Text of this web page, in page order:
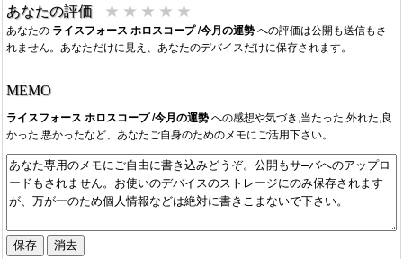
2025/11/05：2025年11月今月の運勢が公開。
2025/10/01：2025年10月今月の運勢が公開。
2025/09/01：2025年9月今月の運勢が公開。
2025/07/01：2025年7月今月の運勢が公開。
りますが、個人的には、今月は当たってるように思います
（Run）
あなたの評価 ★ ★ ★ ★ ★
あなたの ライスフォース ホロスコープ /今月の運勢への評価は公開も送信もさ
れません。あなただけに見え、あなたのデバイスだけに保存されます。
MEMO
ライスフォース ホロスコープ /今月の運勢への感想や気づき,当たった,外れた,良
かった,悪かったなど、あなたご自身のためのメモにご活用下さい。